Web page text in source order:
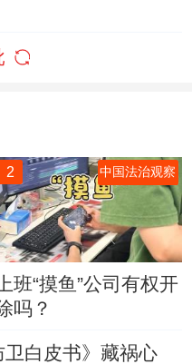
2 中国法治观察
上班“摸鱼”公司有权开
吗？
卫白皮书》藏祸心